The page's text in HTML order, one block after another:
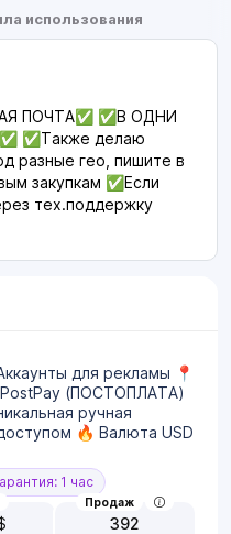
использования
ПОЧТА✅ ✅В ОДНИ
✅Также делаю
разные гео, пишите в
закупкам ✅Если
тех.поддержку
для рекламы 📍
(ПОСТОПЛАТА)
ручная
🔥 Валюта USD
1 час
Продаж
392